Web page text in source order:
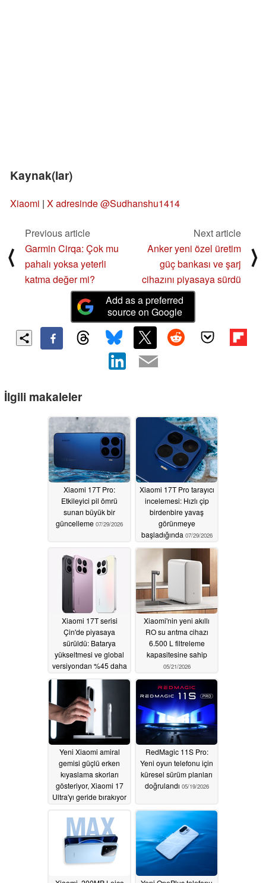
Kaynak(lar)
Xiaomi | X adresinde @Sudhanshu1414
⟨
Previous article
Garmin Cirqa: Çok mu
pahalı yoksa yeterli
katma değer mi?
Next article
Anker yeni özel üretim
güç bankası ve şarj
cihazını piyasaya sürdü
⟩
Add as a preferred
source on Google
İlgili makaleler
Xiaomi 17T Pro:
Etkileyici pil ömrü
sunan büyük bir
güncelleme 07/29/2026
Xiaomi 17T Pro tarayıcı
incelemesi: Hızlı çip
birdenbire yavaş
görünmeye
başladığında 07/29/2026
Xiaomi 17T serisi
Çin'de piyasaya
sürüldü: Batarya
yükseltmesi ve global
versiyondan %45 daha
06/08/2026
Xiaomi'nin yeni akıllı
RO su arıtma cihazı
6.500 L filtreleme
kapasitesine sahip
05/21/2026
Yeni Xiaomi amiral
gemisi güçlü erken
kıyaslama skorları
gösteriyor, Xiaomi 17
Ultra'yı geride bırakıyor
RedMagic 11S Pro:
Yeni oyun telefonu için
küresel sürüm planları
doğrulandı 05/19/2026